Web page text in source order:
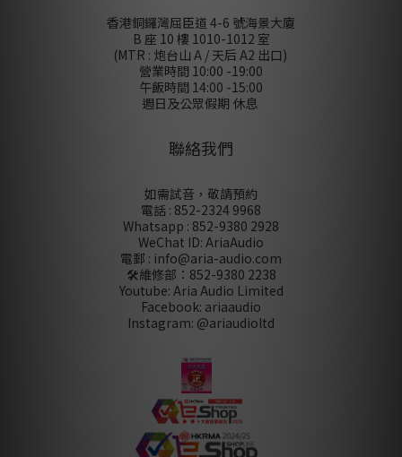
香港銅鑼灣屈臣道 4-6 號海景大廈
B 座 10 樓 1010-1012 室
(MTR : 炮台山 A / 天后 A2 出口)
營業時間 10:00 -19:00
午飯時間 14:00 -15:00
週日及公眾假期 休息
聯絡我們
如需試音，敬請預約
電話 : 852-2324 9968
Whatsapp : 852-9380 2928
WeChat ID: AriaAudio
電郵 : info@aria-audio.com
🛠️維修部： 852-9380 2238
Youtube: Aria Audio Limited
Facebook: ariaaudio
Instagram: @ariaudioltd